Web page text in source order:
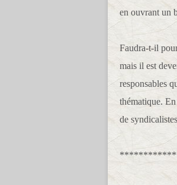
en ouvrant un
Faudra-t-il
mais il est
responsables
thématique.
de